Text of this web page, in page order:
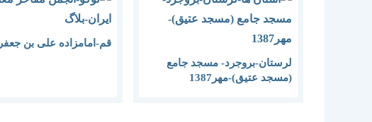
لرستان-بروجرد- مسجد جامع
(مسجد عتیق)-مهر1387
قم-امامزاده علی بن جعفر